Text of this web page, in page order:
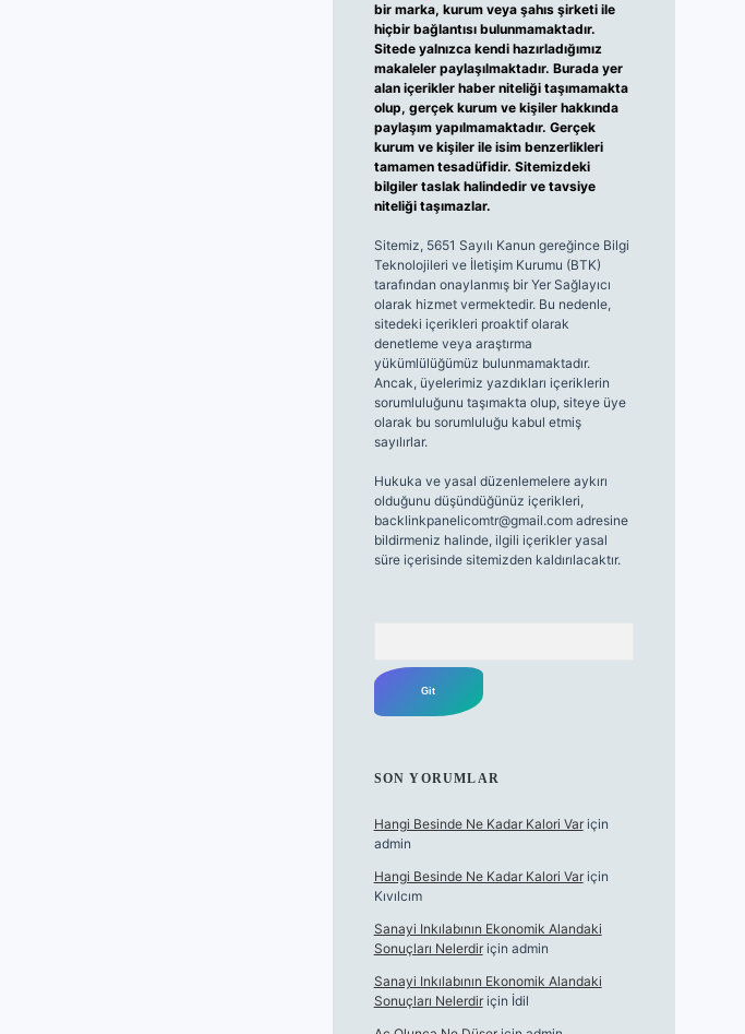
bir marka, kurum veya şahıs şirketi ile
hiçbir bağlantısı bulunmamaktadır.
Sitede yalnızca kendi hazırladığımız
makaleler paylaşılmaktadır. Burada yer
alan içerikler haber niteliği taşımamakta
olup, gerçek kurum ve kişiler hakkında
paylaşım yapılmamaktadır. Gerçek
kurum ve kişiler ile isim benzerlikleri
tamamen tesadüfidir. Sitemizdeki
bilgiler taslak halindedir ve tavsiye
niteliği taşımazlar.
Sitemiz, 5651 Sayılı Kanun gereğince Bilgi
Teknolojileri ve İletişim Kurumu (BTK)
tarafından onaylanmış bir Yer Sağlayıcı
olarak hizmet vermektedir. Bu nedenle,
sitedeki içerikleri proaktif olarak
denetleme veya araştırma
yükümlülüğümüz bulunmamaktadır.
Ancak, üyelerimiz yazdıkları içeriklerin
sorumluluğunu taşımakta olup, siteye üye
olarak bu sorumluluğu kabul etmiş
sayılırlar.
Hukuka ve yasal düzenlemelere aykırı
olduğunu düşündüğünüz içerikleri,
backlinkpanelicomtr@gmail.comadresine
bildirmeniz halinde, ilgili içerikler yasal
süre içerisinde sitemizden kaldırılacaktır.
SON YORUMLAR
Hangi Besinde Ne Kadar Kalori Variçin
admin
Hangi Besinde Ne Kadar Kalori Variçin
Kıvılcım
Sanayi Inkılabının Ekonomik Alandaki
Sonuçları Nelerdiriçin admin
Sanayi Inkılabının Ekonomik Alandaki
Sonuçları Nelerdiriçin İdil